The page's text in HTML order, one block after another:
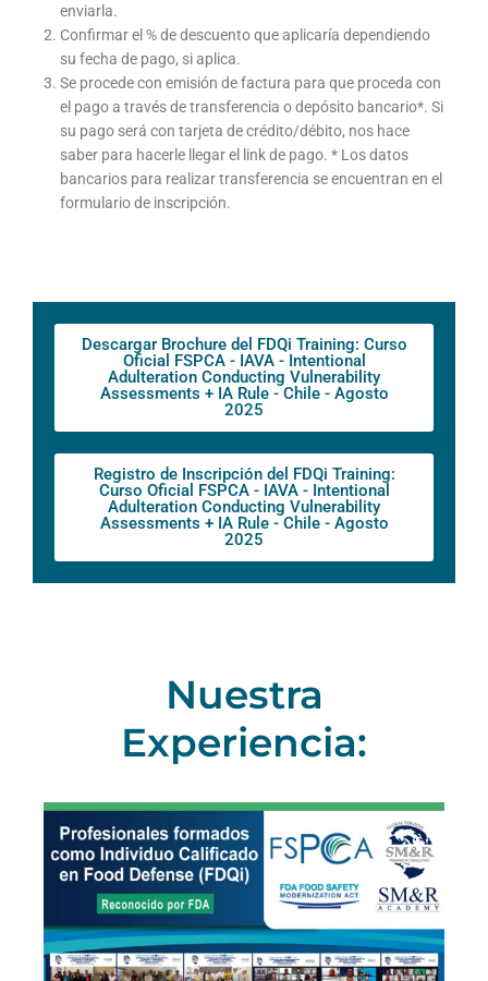
enviarla.
Confirmar el % de descuento que aplicaría dependiendo
su fecha de pago, si aplica.
Se procede con emisión de factura para que proceda con
el pago a través de transferencia o depósito bancario*. Si
su pago será con tarjeta de crédito/débito, nos hace
saber para hacerle llegar el link de pago. * Los datos
bancarios para realizar transferencia se encuentran en el
formulario de inscripción.
Descargar Brochure del FDQi Training: Curso
Oficial FSPCA - IAVA - Intentional
Adulteration Conducting Vulnerability
Assessments + IA Rule - Chile - Agosto
2025
Registro de Inscripción del FDQi Training:
Curso Oficial FSPCA - IAVA - Intentional
Adulteration Conducting Vulnerability
Assessments + IA Rule - Chile - Agosto
2025
Nuestra
Experiencia: